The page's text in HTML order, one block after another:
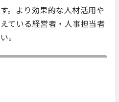
。より効果的な人材活用や
ている経営者・人事担当者
。